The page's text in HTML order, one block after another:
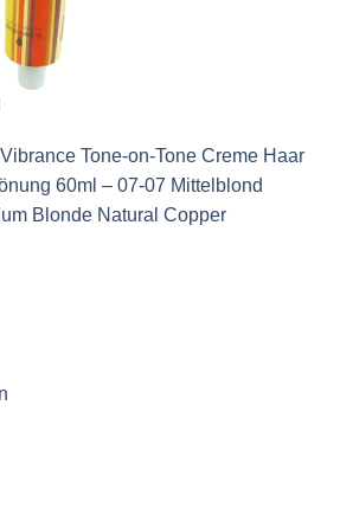
Tone-on-Tone Creme Haar
60ml – 07-07 Mittelblond
Blonde Natural Copper